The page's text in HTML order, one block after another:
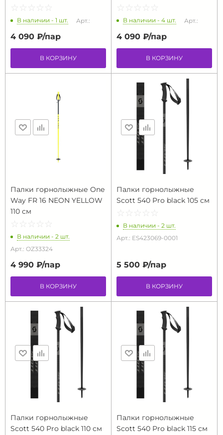
☆ ☆ ☆ ☆ ☆
★ ★ ★ ★ ★
В наличии - 1 шт. Арт.:
4 090 ₽/пар
В КОРЗИНУ
☆ ☆ ☆ ☆ ☆
★ ★ ★ ★ ★
В наличии - 4 шт. Арт.:
4 090 ₽/пар
В КОРЗИНУ
Палки горнолыжные One
Way FR 16 NEON YELLOW
110 см
☆ ☆ ☆ ☆ ☆
★ ★ ★ ★ ★
В наличии - 2 шт.
Арт.: OZ33324
4 990 ₽/пар
В КОРЗИНУ
Палки горнолыжные
Scott 540 Pro black 105 см
☆ ☆ ☆ ☆ ☆
★ ★ ★ ★ ★
В наличии - 2 шт.
Арт.: ES423069-0001
5 500 ₽/пар
В КОРЗИНУ
Палки горнолыжные
Scott 540 Pro black 110 см
Палки горнолыжные
Scott 540 Pro black 115 см